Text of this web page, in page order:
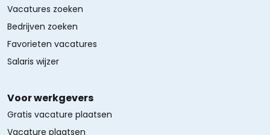
Vacatures zoeken
Bedrijven zoeken
Favorieten vacatures
Salaris wijzer
Voor werkgevers
Gratis vacature plaatsen
Vacature plaatsen